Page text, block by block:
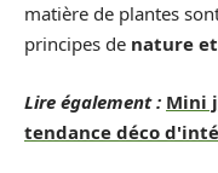
matière de plantes
principes de nature
Lire également : Mini
tendance déco